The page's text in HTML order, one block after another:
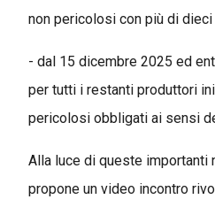
non pericolosi con più di
- dal 15 dicembre 2025 ed
per tutti i restanti produttori
pericolosi obbligati ai sensi
Alla luce di queste importanti
propone un video incontro